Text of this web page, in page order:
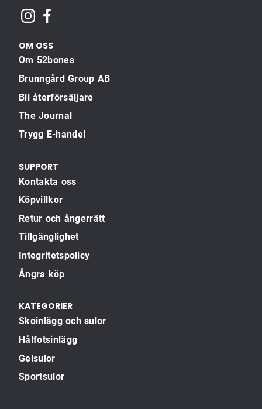
OM OSS
Om 52bones
Brunngård Group AB
Bli återförsäljare
The Journal
Trygg E-handel
SUPPORT
Kontakta oss
Köpvillkor
Retur och ångerrätt
Tillgänglighet
Integritetspolicy
Ångra köp
KATEGORIER
Skoinlägg och sulor
Hålfotsinlägg
Gelsulor
Sportsulor